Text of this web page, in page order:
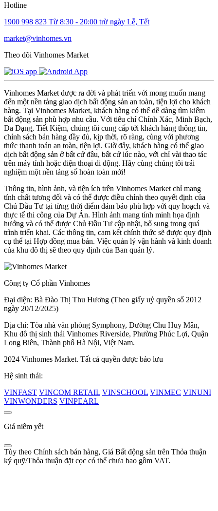
Hotline
1900 998 823 Từ 8:30 - 20:00 trừ ngày Lễ, Tết
market@vinhomes.vn
Theo dõi Vinhomes Market
Vinhomes Market được ra đời và phát triển với mong muốn mang
đến một nền tảng giao dịch bất động sản an toàn, tiện lợi cho khách
hàng. Tại Vinhomes Market, khách hàng có thể dễ dàng tìm kiếm
bất động sản phù hợp nhu cầu. Với tiêu chí Chính Xác, Minh Bạch,
Đa Dạng, Tiết Kiệm, chúng tôi cung cấp tới khách hàng thông tin,
chính sách bán hàng đầy đủ, kịp thời, rõ ràng, cùng với phương
thức thanh toán an toàn, tiện lợi. Giờ đây, khách hàng có thể giao
dịch bất động sản ở bất cứ đâu, bất cứ lúc nào, với chỉ vài thao tác
trên máy tính hoặc điện thoại di động. Hãy cùng chúng tôi trải
nghiệm một nền tảng số hoàn toàn mới!
Thông tin, hình ảnh, và tiện ích trên Vinhomes Market chỉ mang
tính chất tương đối và có thể được điều chỉnh theo quyết định của
Chủ Đầu Tư tại từng thời điểm đảm bảo phù hợp với quy hoạch và
thực tế thi công của Dự Án. Hình ảnh mang tính minh họa định
hướng và có thể được Chủ Đầu Tư cập nhật, bổ sung trong quá
trình triển khai. Các thông tin, cam kết chính thức sẽ được quy định
cụ thể tại Hợp đồng mua bán. Việc quản lý vận hành và kinh doanh
của khu đô thị sẽ theo quy định của Ban quản lý.
Công ty Cổ phần Vinhomes
Đại diện: Bà Đào Thị Thu Hương (Theo giấy uỷ quyền số 2012
ngày 20/12/2025)
Địa chỉ: Tòa nhà văn phòng Symphony, Đường Chu Huy Mân,
Khu đô thị sinh thái Vinhomes Riverside, Phường Phúc Lợi, Quận
Long Biên, Thành phố Hà Nội, Việt Nam.
2024 Vinhomes Market. Tất cả quyền được bảo lưu
Hệ sinh thái:
VINFAST VINCOM RETAIL VINSCHOOL VINMEC VINUNI
VINWONDERS VINPEARL
Giá niêm yết
Tùy theo Chính sách bán hàng, Giá Bất động sản trên Thỏa thuận
ký quỹ/Thỏa thuận đặt cọc có thể chưa bao gồm VAT.